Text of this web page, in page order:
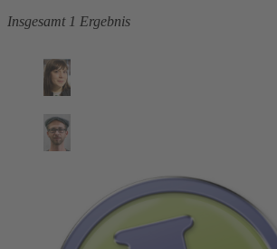
Insgesamt 1 Ergebnis